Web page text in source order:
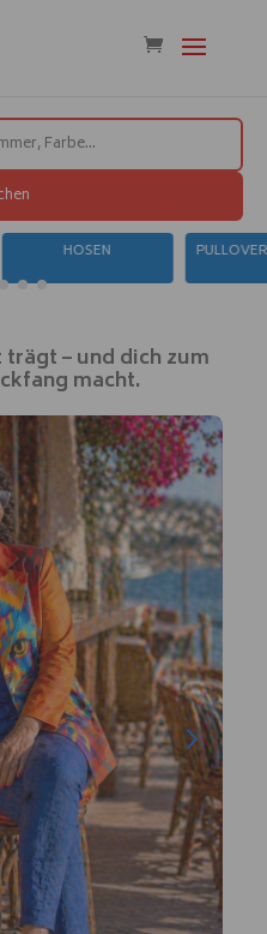
HOSEN PULLOVER /
– und dich zum
macht.